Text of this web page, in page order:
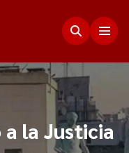
a la Justicia